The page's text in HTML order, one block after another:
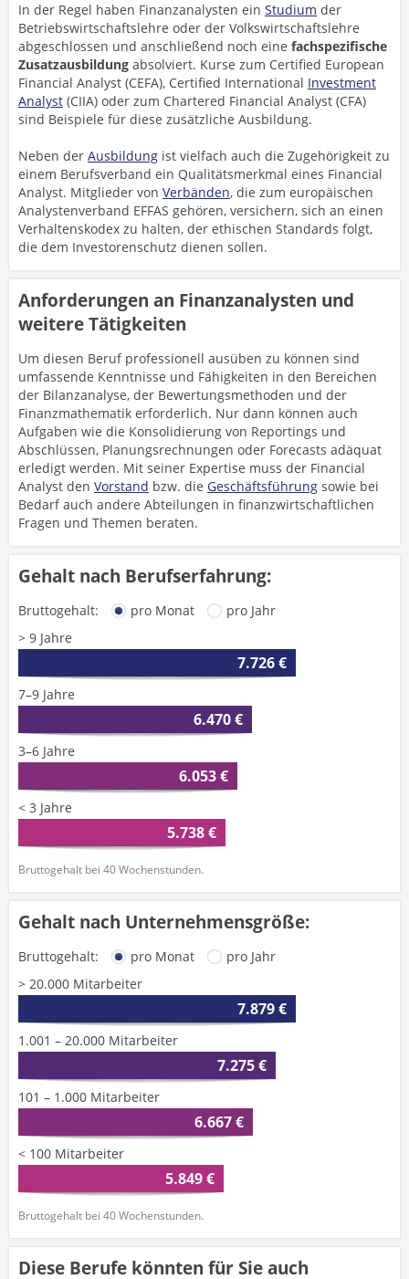
In der Regel haben Finanzanalysten ein Studium der
Betriebswirtschaftslehre oder der Volkswirtschaftslehre
abgeschlossen und anschließend noch eine fachspezifische
Zusatzausbildung absolviert. Kurse zum Certified European
Financial Analyst (CEFA), Certified International Investment
Analyst (CIIA) oder zum Chartered Financial Analyst (CFA)
sind Beispiele für diese zusätzliche Ausbildung.
Neben der Ausbildung ist vielfach auch die Zugehörigkeit zu
einem Berufsverband ein Qualitätsmerkmal eines Financial
Analyst. Mitglieder von Verbänden, die zum europäischen
Analystenverband EFFAS gehören, versichern, sich an einen
Verhaltenskodex zu halten, der ethischen Standards folgt,
die dem Investorenschutz dienen sollen.
Anforderungen an Finanzanalysten und
weitere Tätigkeiten
Um diesen Beruf professionell ausüben zu können sind
umfassende Kenntnisse und Fähigkeiten in den Bereichen
der Bilanzanalyse, der Bewertungsmethoden und der
Finanzmathematik erforderlich. Nur dann können auch
Aufgaben wie die Konsolidierung von Reportings und
Abschlüssen, Planungsrechnungen oder Forecasts adäquat
erledigt werden. Mit seiner Expertise muss der Financial
Analyst den Vorstand bzw. die Geschäftsführung sowie bei
Bedarf auch andere Abteilungen in finanzwirtschaftlichen
Fragen und Themen beraten.
Gehalt nach Berufserfahrung:
Bruttogehalt: pro Monat
pro Jahr
> 9 Jahre
7.726 €
7–9 Jahre
6.470 €
3–6 Jahre
6.053 €
< 3 Jahre
5.738 €
Bruttogehalt bei 40 Wochenstunden.
Gehalt nach Unternehmensgröße:
Bruttogehalt: pro Monat
pro Jahr
> 20.000 Mitarbeiter
7.879 €
1.001 – 20.000 Mitarbeiter
7.275 €
101 – 1.000 Mitarbeiter
6.667 €
< 100 Mitarbeiter
5.849 €
Bruttogehalt bei 40 Wochenstunden.
Diese Berufe könnten für Sie auch